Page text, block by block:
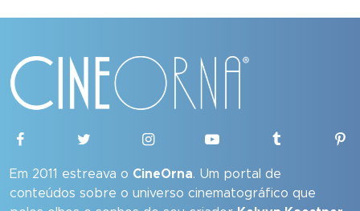
Em 2011 estreava o CineOrna. Um portal de
conteúdos sobre o universo cinematográfico que